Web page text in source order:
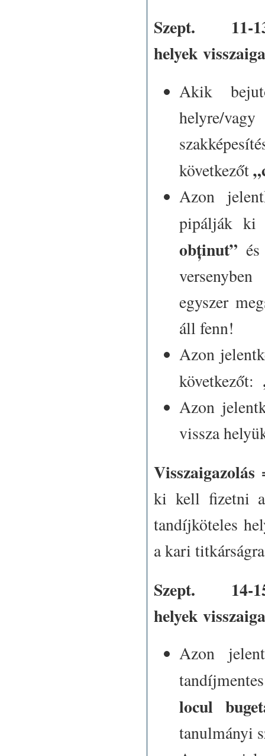
Szept.
helyek
Akik
helyre/
következőt
Azon
pipálják ki
obținut” és
egyszer
áll fenn!
Azon
következőt:
Azon
vissza
ki kell fizetni a
tandíjköteles
a kari
Szept.
helyek
Azon
locul
tanulmányi